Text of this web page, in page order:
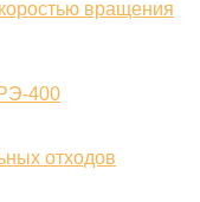
вращения
400
отходов